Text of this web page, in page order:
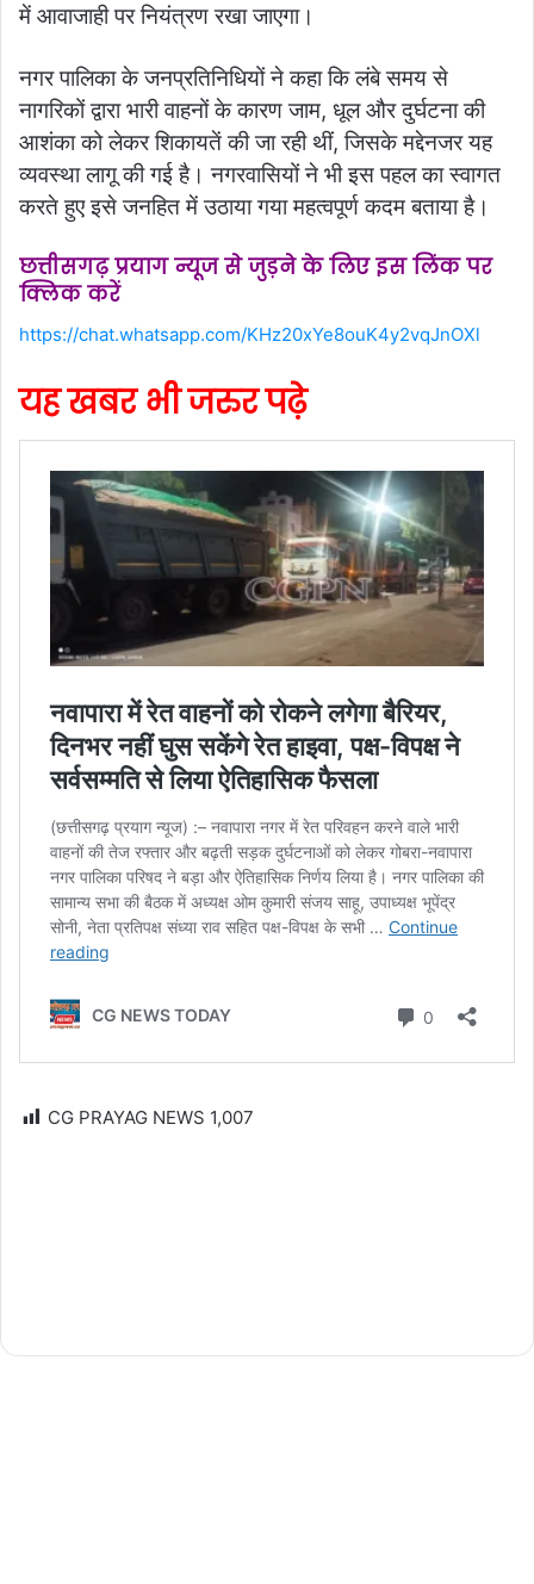
में आवाजाही पर नियंत्रण रखा जाएगा।
नगर पालिका के जनप्रतिनिधियों ने कहा कि लंबे समय से
नागरिकों द्वारा भारी वाहनों के कारण जाम, धूल और दुर्घटना की
आशंका को लेकर शिकायतें की जा रही थीं, जिसके मद्देनजर यह
व्यवस्था लागू की गई है। नगरवासियों ने भी इस पहल का स्वागत
करते हुए इसे जनहित में उठाया गया महत्वपूर्ण कदम बताया है।
छत्तीसगढ़ प्रयाग न्यूज से जुड़ने के लिए इस लिंक पर
क्लिक करें
https://chat.whatsapp.com/KHz20xYe8ouK4y2vqJnOXl
यह खबर भी जरुर पढ़े
CG PRAYAG NEWS 1,007